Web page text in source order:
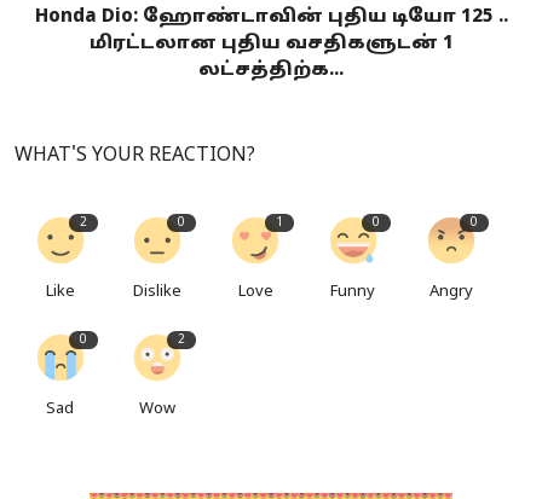
Honda Dio: ஹோண்டாவின் புதிய டியோ 125 ..
மிரட்டலான புதிய வசதிகளுடன் 1
லட்சத்திற்க...
WHAT'S YOUR REACTION?
2
Like
0
Dislike
1
Love
0
Funny
0
Angry
0
Sad
2
Wow